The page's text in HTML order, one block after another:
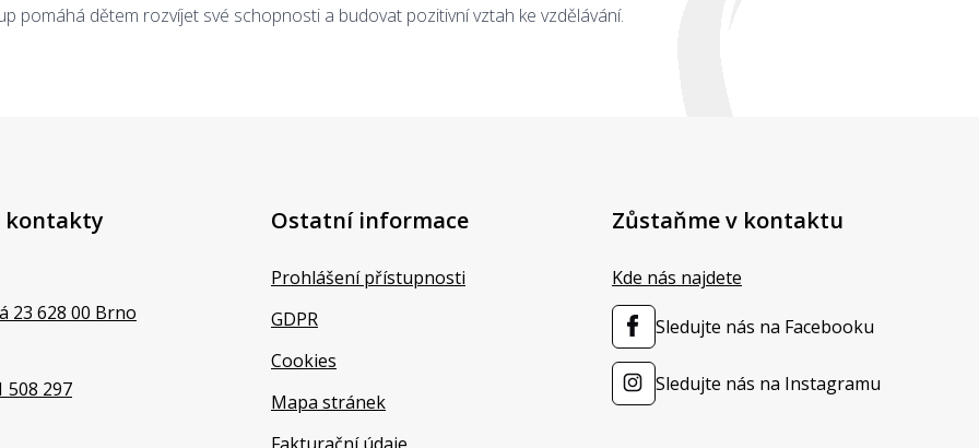
pomáhá dětem rozvíjet své schopnosti a budovat pozitivní vztah ke vzdělávání.
kontakty
23 628 00 Brno
508 297
Ostatní informace
Prohlášení přístupnosti
GDPR
Cookies
Mapa stránek
Zůstaňme v kontaktu
Kde nás najdete
Sledujte nás na Facebooku
Sledujte nás na Instagramu